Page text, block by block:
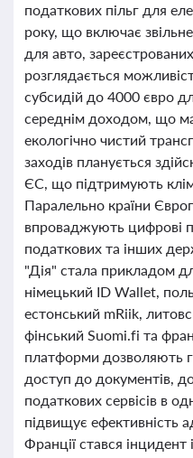
податкових пільг для
року, що включає
для авто,
розглядається
субсидій до 4000 євро
середнім доходом, що
екологічно чистий
заходів планується
ЄС, що підтримують
Паралельно країни
впроваджують цифрові
податкових та інших
"Дія" стала прикладом
німецький ID Wallet,
естонський mRiik,
фінський Suomi.fi та
платформи дозволяють
доступ до документів,
податкових сервісів в
підвищує ефективність
Франції стався